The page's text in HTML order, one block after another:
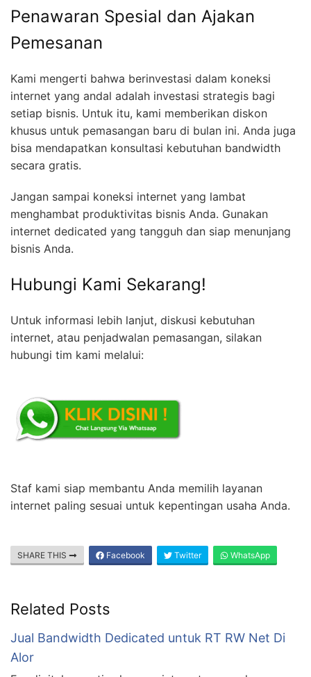
Penawaran Spesial dan Ajakan
Pemesanan
Kami mengerti bahwa berinvestasi dalam koneksi
internet yang andal adalah investasi strategis bagi
setiap bisnis. Untuk itu, kami memberikan diskon
khusus untuk pemasangan baru di bulan ini. Anda juga
bisa mendapatkan konsultasi kebutuhan bandwidth
secara gratis.
Jangan sampai koneksi internet yang lambat
menghambat produktivitas bisnis Anda. Gunakan
internet dedicated yang tangguh dan siap menunjang
bisnis Anda.
Hubungi Kami Sekarang!
Untuk informasi lebih lanjut, diskusi kebutuhan
internet, atau penjadwalan pemasangan, silakan
hubungi tim kami melalui:
Staf kami siap membantu Anda memilih layanan
internet paling sesuai untuk kepentingan usaha Anda.
SHARE THIS Facebook Twitter WhatsApp
Related Posts
Jual Bandwidth Dedicated untuk RT RW Net Di
Alor